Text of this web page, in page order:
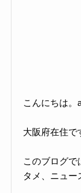
こんにちは。
大阪府在住で
このブログで
タメ、ニュー